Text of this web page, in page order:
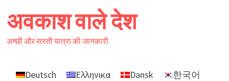
to
content
अवकाश वाले देश
अच्छी और सस्ती यात्रा की जानकारी
Deutsch Ελληνικα Dansk
한국어